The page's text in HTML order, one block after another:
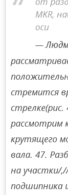
MKR,
оси
стремится
рассмотрим
крутящего
вала. 47.
на участки/
подшипника